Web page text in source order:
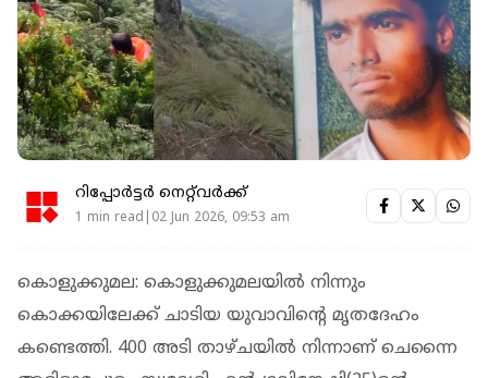
റിപ്പോർട്ടർ നെറ്റ്‌വര്‍ക്ക്‌
1 min read|02 Jun 2026, 09:53 am
കൊളുക്കുമല: കൊളുക്കുമലയില്‍ നിന്നും
കൊക്കയിലേക്ക് ചാടിയ യുവാവിന്റെ മൃതദേഹം
കണ്ടെത്തി. 400 അടി താഴ്ചയില്‍ നിന്നാണ് ചെന്നൈ